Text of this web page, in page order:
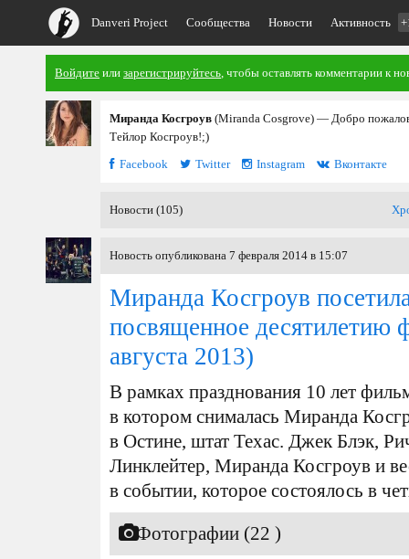
Danveri Project Сообщества Новости Активность
Войдите или зарегистрируйтесь, чтобы оставлять комментарии к
Миранда Косгроув (Miranda Cosgrove) — Добро
Тейлор Косгроув!;)
Facebook
Twitter Instagram Вконтакте
Новости (105)
Новость опубликована 7 февраля 2014 в 15:07
Миранда Косгроув
посвященное
августа 2013)
В рамках празднования 10 лет
в котором снималась Миранда
в Остине, штат Техас. Джек Блэк,
Линклейтер, Миранда Косгроув и
в событии, которое состоялось в
Фотографии (22 )